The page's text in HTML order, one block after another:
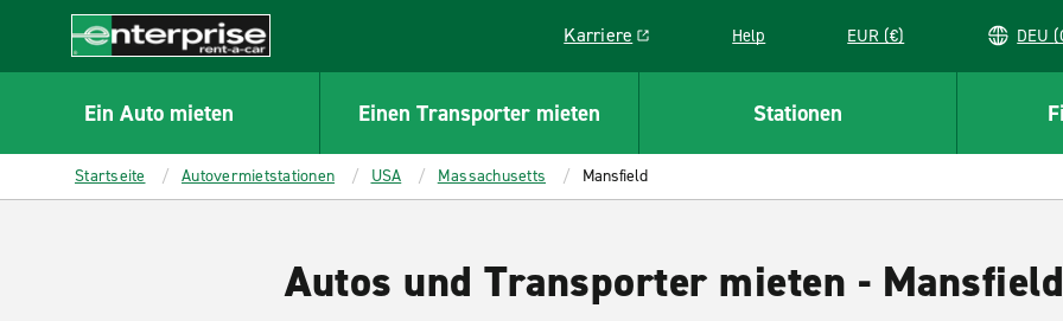
CONTENT
Enterprise
Karriere
Link opens in a new window
Help EUR (€)
Ein Auto mieten Einen Transporter mieten Stationen
Startseite Autovermietstationen USA Massachusetts Mansfield
Autos und Transporter mieten - Mansfield